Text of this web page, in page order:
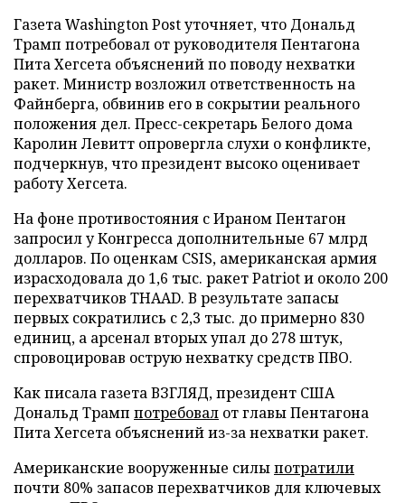
Газета Washington Post уточняет, что Дональд
Трамп потребовал от руководителя Пентагона
Пита Хегсета объяснений по поводу нехватки
ракет. Министр возложил ответственность на
Файнберга, обвинив его в сокрытии реального
положения дел. Пресс-секретарь Белого дома
Каролин Левитт опровергла слухи о конфликте,
подчеркнув, что президент высоко оценивает
работу Хегсета.
На фоне противостояния с Ираном Пентагон
запросил у Конгресса дополнительные 67 млрд
долларов. По оценкам CSIS, американская армия
израсходовала до 1,6 тыс. ракет Patriot и около 200
перехватчиков THAAD. В результате запасы
первых сократились с 2,3 тыс. до примерно 830
единиц, а арсенал вторых упал до 278 штук,
спровоцировав острую нехватку средств ПВО.
Как писала газета ВЗГЛЯД, президент США
Дональд Трамп потребовал от главы Пентагона
Пита Хегсета объяснений из-за нехватки ракет.
Американские вооруженные силыпотратили
почти 80% запасов перехватчиков для ключевых